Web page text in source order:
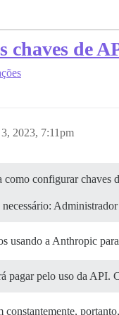
chaves de
2023, 7:11pm
como configurar chaves
Administrador
usando a Anthropic
pagar pelo uso da API.
constantemente,